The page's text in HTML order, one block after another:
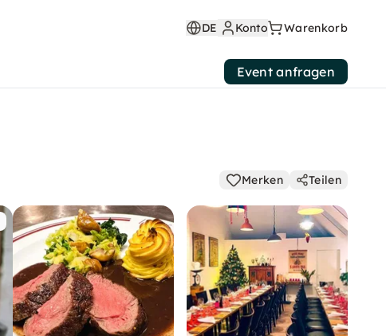
DE Konto Warenkorb
Event anfragen
Merken Teilen